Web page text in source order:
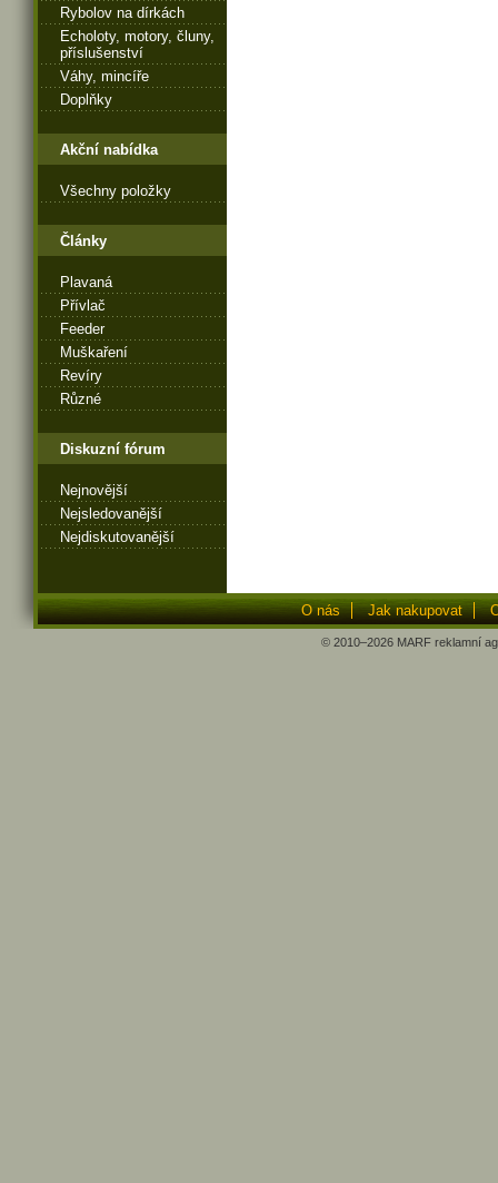
Rybolov na dírkách
Echoloty, motory, čluny,
příslušenství
Váhy, mincíře
Doplňky
Akční nabídka
Všechny položky
Články
Plavaná
Přívlač
Feeder
Muškaření
Revíry
Různé
Diskuzní fórum
Nejnovější
Nejsledovanější
Nejdiskutovanější
O nás Jak nakupovat
© 2010–2026 MARF reklamní